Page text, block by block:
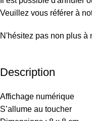
Veuillez vous référer à
N'hésitez pas non plus à
Description
Affichage numérique
S’allume au toucher